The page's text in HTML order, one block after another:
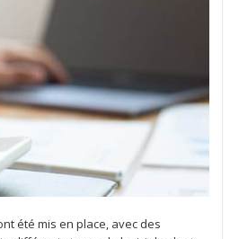
été mis en place, avec des